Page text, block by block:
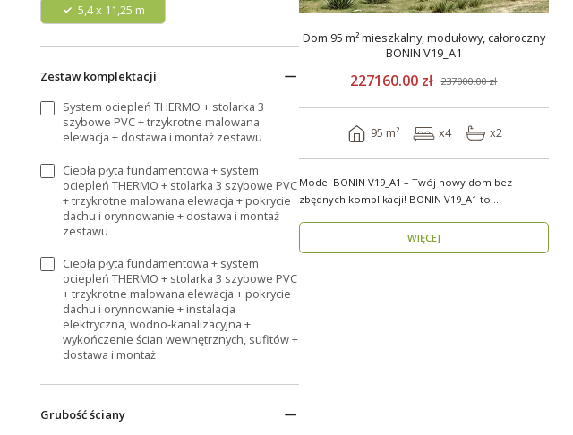
5,4 x 11,25 m
Zestaw komplektacji
System ociepleń THERMO + stolarka 3
szybowe PVC + trzykrotne malowana
elewacja + dostawa i montaż zestawu
Ciepła płyta fundamentowa + system
ociepleń THERMO + stolarka 3 szybowe PVC
+ trzykrotne malowana elewacja + pokrycie
dachu i orynnowanie + dostawa i montaż
zestawu
Ciepła płyta fundamentowa + system
ociepleń THERMO + stolarka 3 szybowe PVC
+ trzykrotne malowana elewacja + pokrycie
dachu i orynnowanie + instalacja
elektryczna, wodno-kanalizacyjna +
wykończenie ścian wewnętrznych, sufitów +
dostawa i montaż
Grubość ściany
Dom 95 m² mieszkalny, modułowy, całoroczny
BONIN V19_A1
227160.00 zł 237000.00 zł
95 m² x4 x2
Model BONIN V19_A1 – Twój nowy dom bez
zbędnych komplikacji! BONIN V19_A1 to
WIĘCEJ